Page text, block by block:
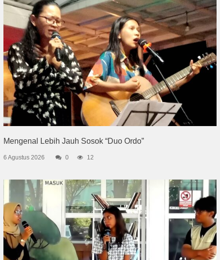
Mengenal Lebih Jauh Sosok “Duo Ordo”
6 Agustus 2026 0 12